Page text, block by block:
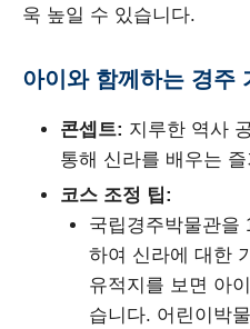
욱 높일 수 있습니다.
아이와 함께하는 경주
콘셉트: 지루한 역사
통해 신라를 배우는
코스 조정 팁:
국립경주박물관을
하여 신라에 대한
유적지를 보면 아
습니다. 어린이박